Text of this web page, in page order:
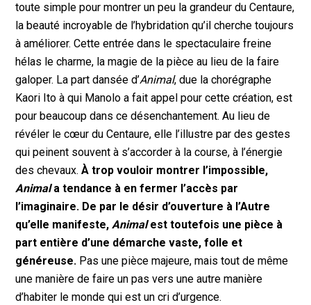
toute simple pour montrer un peu la grandeur du Centaure,
la beauté incroyable de l’hybridation qu’il cherche toujours
à améliorer. Cette entrée dans le spectaculaire freine
hélas le charme, la magie de la pièce au lieu de la faire
galoper. La part dansée d’Animal, due la chorégraphe
Kaori Ito à qui Manolo a fait appel pour cette création, est
pour beaucoup dans ce désenchantement. Au lieu de
révéler le cœur du Centaure, elle l’illustre par des gestes
qui peinent souvent à s’accorder à la course, à l’énergie
des chevaux.À trop vouloir montrer l’impossible,
Animala tendance à en fermer l’accès par
l’imaginaire. De par le désir d’ouverture à l’Autre
qu’elle manifeste,Animalest toutefois une pièce à
part entière d’une démarche vaste, folle et
généreuse. Pas une pièce majeure, mais tout de même
une manière de faire un pas vers une autre manière
d’habiter le monde qui est un cri d’urgence.